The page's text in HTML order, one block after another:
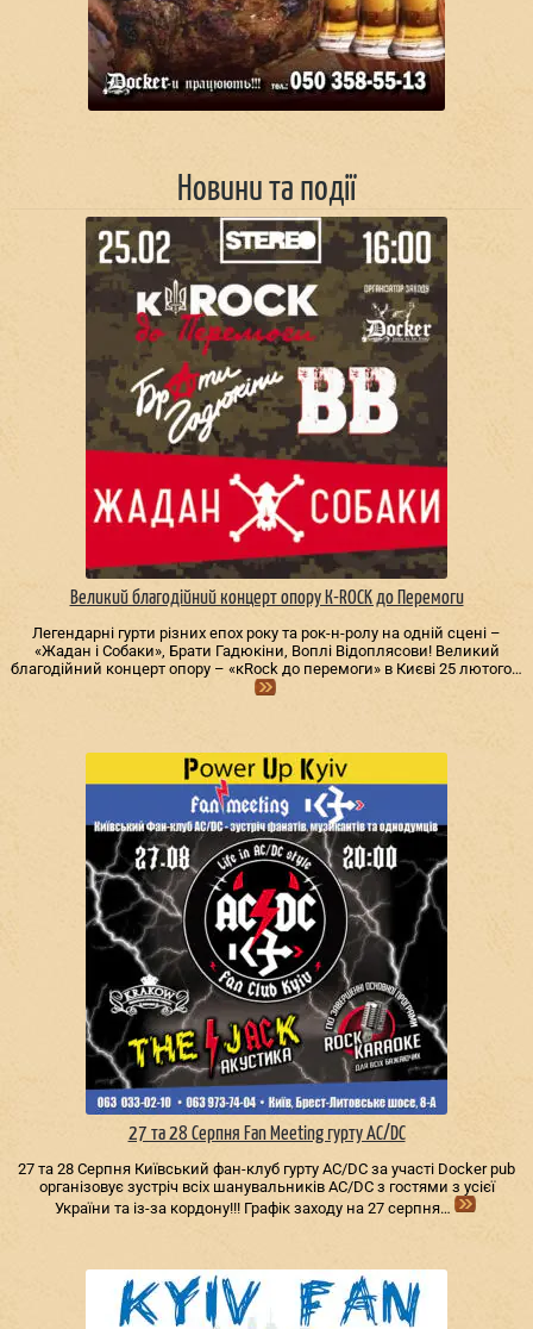
Новини та події
Великий благодійний концерт опору К-ROCK до Перемоги
Легендарні гурти різних епох року та рок-н-ролу на одній сцені –
«Жадан і Собаки», Брати Гадюкіни, Воплі Відоплясови! Великий
благодійний концерт опору – «кRock до перемоги» в Києві 25 лютого…
27 та 28 Серпня Fan Meeting гурту AC/DС
27 та 28 Серпня Київський фан-клуб гурту AC/DС за участі Docker pub
організовує зустріч всіх шанувальників AC/DС з гостями з усієї
України та із-за кордону!!! Графік заходу на 27 серпня…